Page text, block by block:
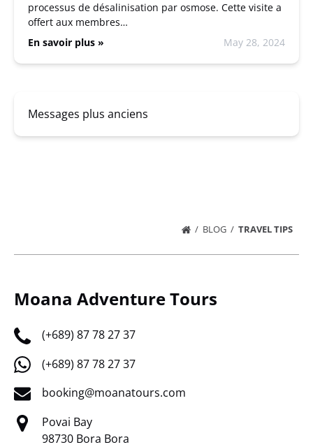
processus de désalinisation par osmose. Cette visite a
offert aux membres…
En savoir plus »
May 28, 2024
Messages plus anciens
BLOG TRAVEL TIPS
Moana Adventure Tours
(+689) 87 78 27 37
(+689) 87 78 27 37
booking@moanatours.com
Povai Bay
98730 Bora Bora